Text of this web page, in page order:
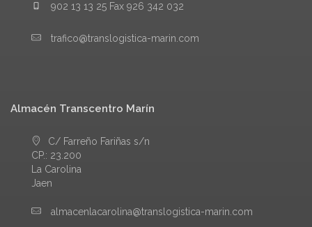
902 13 13 25 Fax 926 342 032
trafico@translogistica-marin.com
Almacén Transcentro Marín
C/ Farreño Fariñas s/n
CP.: 23.200
La Carolina
Jaen
almacenlacarolina@translogistica-marin.com